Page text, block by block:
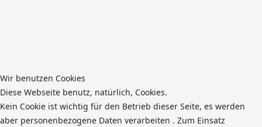
Wir benutzen Cookies
Diese Webseite benutz, natürlich, Cookies.
Kein Cookie ist wichtig für den Betrieb dieser Seite, es werden
aber personenbezogene Daten verarbeiten . Zum Einsatz